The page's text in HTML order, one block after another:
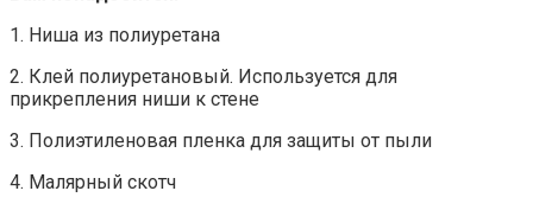
1. Ниша из полиуретана
2. Клей полиуретановый. Используется для
прикрепления ниши к стене
3. Полиэтиленовая пленка для защиты от пыли
4. Малярный скотч